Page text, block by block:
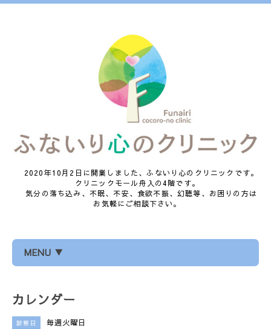
2020年10月2日に開業しました、ふないり心のクリニックです。
クリニックモール舟入の4階です。
気分の落ち込み、不眠、不安、食欲不振、幻聴等、お困りの方は
お気軽にご相談下さい。
MENU ▼
カレンダー
診察日 毎週火曜日